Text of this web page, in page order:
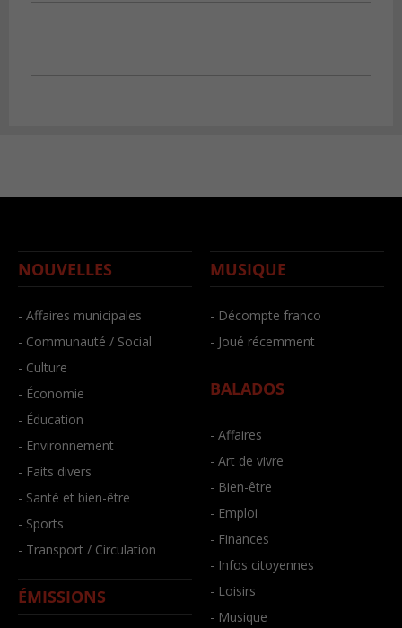
NOUVELLES
- Affaires municipales
- Communauté / Social
- Culture
- Économie
- Éducation
- Environnement
- Faits divers
- Santé et bien-être
- Sports
- Transport / Circulation
ÉMISSIONS
MUSIQUE
- Décompte franco
- Joué récemment
BALADOS
- Affaires
- Art de vivre
- Bien-être
- Emploi
- Finances
- Infos citoyennes
- Loisirs
- Musique